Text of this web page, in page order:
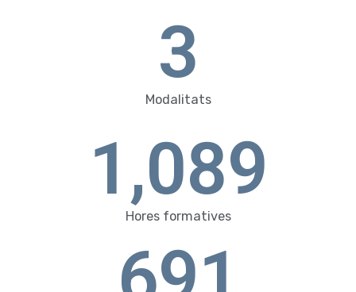
Modalitats
3
Hores formatives
1,089